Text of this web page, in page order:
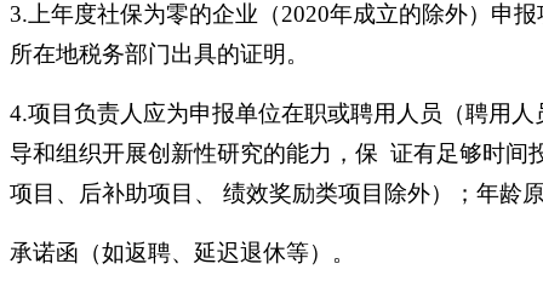
3.上年度社保为零的企业（2020年成立的除外）申
所在地税务部门出具的证明。
4.项目负责人应为申报单位在职或聘用人员（聘用
导和组织开展创新性研究的能力，保 证有足够时
项目、后补助项目、 绩效奖励类项目除外）；年龄
承诺函（如返聘、延迟退休等）。